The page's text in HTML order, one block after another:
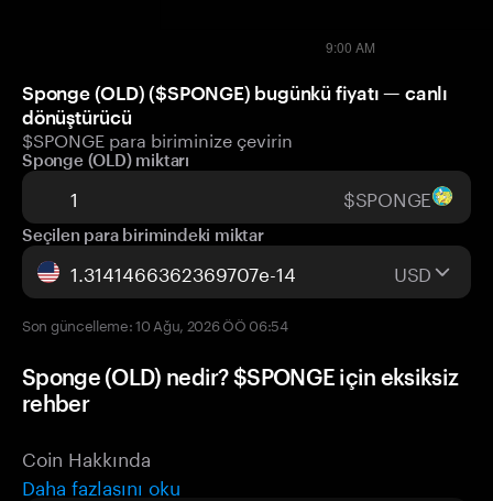
Sponge (OLD) ($SPONGE) bugünkü fiyatı — canlı
dönüştürücü
$SPONGE para biriminize çevirin
Sponge (OLD) miktarı
$SPONGE
Seçilen para birimindeki miktar
USD
Son güncelleme: 10 Ağu, 2026 ÖÖ 06:54
Sponge (OLD) nedir? $SPONGE için eksiksiz
rehber
Coin Hakkında
Daha fazlasını oku